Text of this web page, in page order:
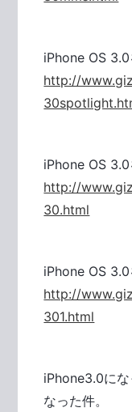
iPhone OS
http://
iPhone OS
http://
30.html
iPhone OS
http://
301.html
iPhone3.0にな
なった件。